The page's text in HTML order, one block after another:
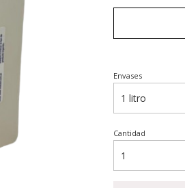
Envases
Cantidad